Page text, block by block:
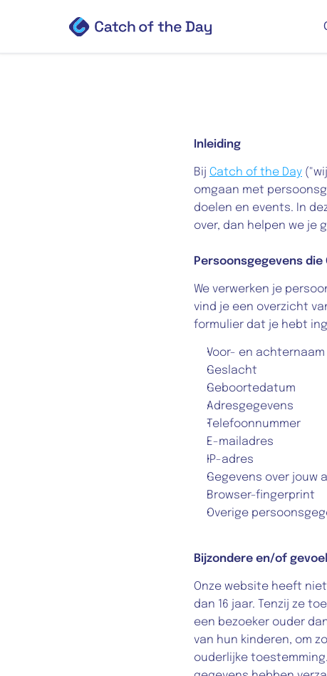
Inleiding
Bij Catch of the Day
omgaan met
doelen en events. In
over, dan helpen we je
Persoonsgegevens
We verwerken je
vind je een overzicht
formulier dat je hebt
Voor- en achternaam
Geslacht
Geboortedatum
Adresgegevens
Telefoonnummer
E-mailadres
IP-adres
Gegevens over jouw
Browser-fingerprint
Overige
Bijzondere en/of
Onze website heeft
dan 16 jaar. Tenzij ze
een bezoeker ouder
van hun kinderen, om
ouderlijke